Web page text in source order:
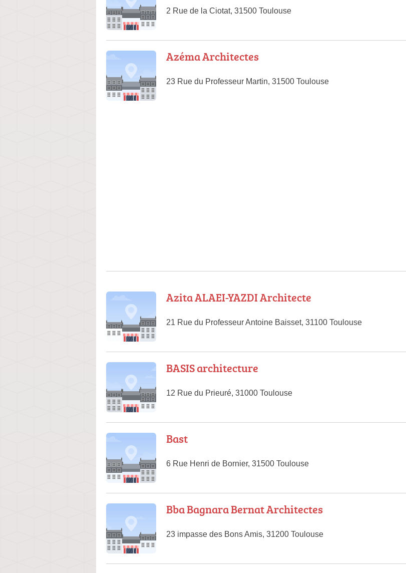
2 Rue de la Ciotat, 31500 Toulouse
Azéma Architectes
23 Rue du Professeur Martin, 31500 Toulouse
Azita ALAEI-YAZDI Architecte
21 Rue du Professeur Antoine Baisset, 31100 Toulouse
BASIS architecture
12 Rue du Prieuré, 31000 Toulouse
Bast
6 Rue Henri de Bornier, 31500 Toulouse
Bba Bagnara Bernat Architectes
23 impasse des Bons Amis, 31200 Toulouse